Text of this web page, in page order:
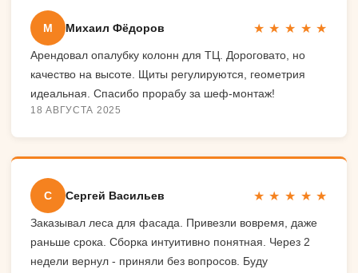
М Михаил Фёдоров ★ ★ ★ ★ ★
Арендовал опалубку колонн для ТЦ. Дороговато, но
качество на высоте. Щиты регулируются, геометрия
идеальная. Спасибо прорабу за шеф-монтаж!
18 АВГУСТА 2025
С Сергей Васильев ★ ★ ★ ★ ★
Заказывал леса для фасада. Привезли вовремя, даже
раньше срока. Сборка интуитивно понятная. Через 2
недели вернул - приняли без вопросов. Буду